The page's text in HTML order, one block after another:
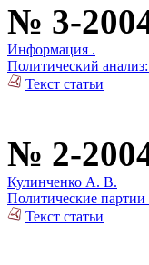
№ 3-
Информация .
Политический
Текст статьи
№ 2-
Кулинченко А. В.
Политические
Текст статьи